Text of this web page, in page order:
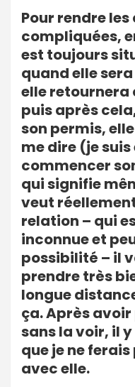
Pour rendre
compliquées,
est toujours
quand elle
elle retournera
puis après
son permis,
me dire (je
commencer
qui signifie
veut
relation – qui
inconnue et
possibilité – il
prendre très
longue
ça. Après
sans la voir, il
que je ne
avec elle.